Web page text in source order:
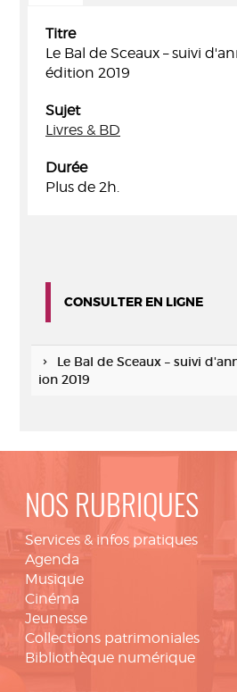
Titre
Le Bal de Sceaux – suivi
édition 2019
Sujet
Livres & BD
Durée
Plus de 2h.
CONSULTER EN LIGNE
Le Bal de Sceaux – suivi
ion 2019
NOS RUBRIQUES
Services & infos pratiques
Agenda
Musique
Cinéma
Jeunesse
Collections patrimoniales
Bibliothèque numérique